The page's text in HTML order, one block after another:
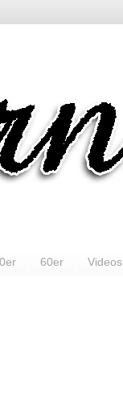
60er Videos